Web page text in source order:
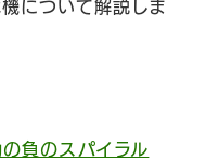
について解説しま
負のスパイラル